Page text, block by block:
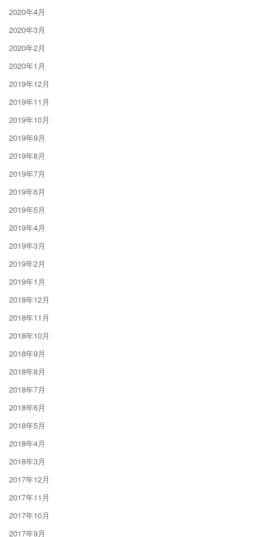
2020年4月
2020年3月
2020年2月
2020年1月
2019年12月
2019年11月
2019年10月
2019年9月
2019年8月
2019年7月
2019年6月
2019年5月
2019年4月
2019年3月
2019年2月
2019年1月
2018年12月
2018年11月
2018年10月
2018年9月
2018年8月
2018年7月
2018年6月
2018年5月
2018年4月
2018年3月
2017年12月
2017年11月
2017年10月
2017年9月